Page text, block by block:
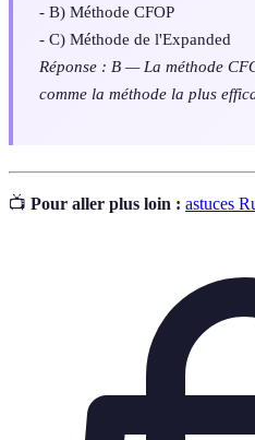
- B) Méthode CFOP
- C) Méthode de l'Expanded
Réponse : B — La méthode
comme la méthode la plus
📺 Pour aller plus loin : astuces